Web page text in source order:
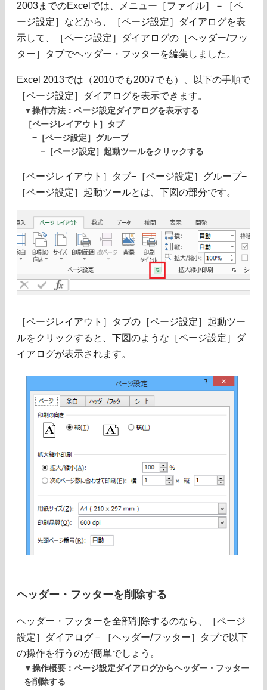
2003までのExcelでは、メニュー［ファイル］－［ペ
ージ設定］などから、［ページ設定］ダイアログを表
示して、［ページ設定］ダイアログの［ヘッダー/フッ
ター］タブでヘッダー・フッターを編集しました。
Excel 2013では（2010でも2007でも）、以下の手順で
［ページ設定］ダイアログを表示できます。
▼操作方法：ページ設定ダイアログを表示する
［ページレイアウト］タブ
−［ページ設定］グループ
−［ページ設定］起動ツールをクリックする
［ページレイアウト］タブ−［ページ設定］グループ−
［ページ設定］起動ツールとは、下図の部分です。
［ページレイアウト］タブの［ページ設定］起動ツー
ルをクリックすると、下図のような［ページ設定］ダ
イアログが表示されます。
ヘッダー・フッターを削除する
ヘッダー・フッターを全部削除するのなら、［ページ
設定］ダイアログ－［ヘッダー/フッター］タブで以下
の操作を行うのが簡単でしょう。
▼操作概要：ページ設定ダイアログからヘッダー・フッター
を削除する